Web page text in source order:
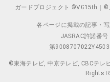
ガードプロジェクト ©VG15th｜
各ページに掲載の記事・
JASRAC許諾番号
第
©東海テレビ, 中京テレビ, CBCテレ
Rights